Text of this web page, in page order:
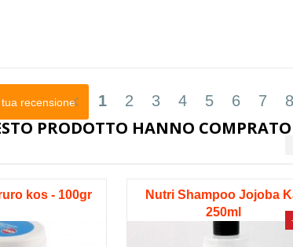
chevron_left 1 2 3 4 5 6 7 8
recensione
PRODOTTO HANNO COMPRATO
kos - 100gr
Nutri Shampoo Jojoba
250ml